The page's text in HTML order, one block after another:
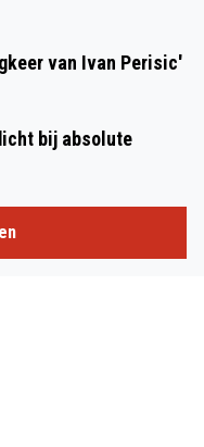
van Ivan Perisic'
bij absolute